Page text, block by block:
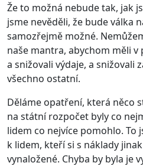
Že to možná nebude tak, jak
jsme nevěděli, že bude válka
samozřejmě možné.
naše mantra, abychom měli
a snižovali výdaje, a snižovali
všechno ostatní.
Děláme opatření, která něco
na státní rozpočet byly co
lidem co nejvíce pomohlo. To
k lidem, kteří si s náklady
vynaložené. Chyba by byla je